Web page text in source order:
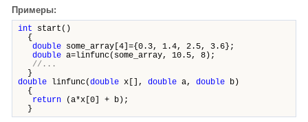
Примеры:
int start()
{
double some_array[4]={0.3, 1.4, 2.5, 3.6};
double a=linfunc(some_array, 10.5, 8);
//...
}
double linfunc(double x[], double a, double b)
{
return (a*x[0] + b);
}